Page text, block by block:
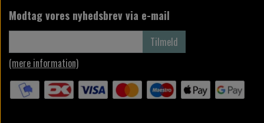
Modtag vores nyhedsbrev via e-mail
Tilmeld
(mere information)